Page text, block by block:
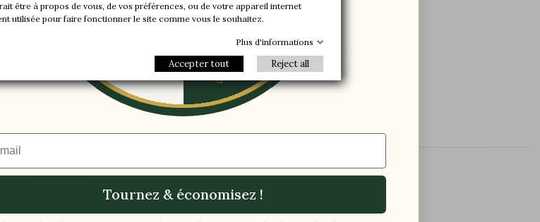
LIVRAISON & RETOURS ENTRETIEN FAQ
être à propos de vous, de vos préférences, ou de votre appareil internet
utilisée pour faire fonctionner le site comme vous le souhaitez.
Plus d'informations
Accepter tout Reject all
-30%
Une paire offerte
-10%
Tournez & économisez !